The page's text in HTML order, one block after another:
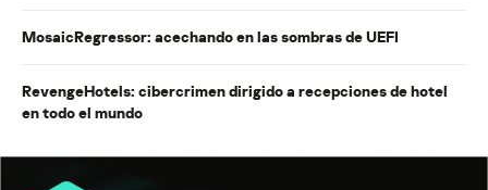
MosaicRegressor: acechando en las sombras de UEFI
RevengeHotels: cibercrimen dirigido a recepciones de hotel
en todo el mundo